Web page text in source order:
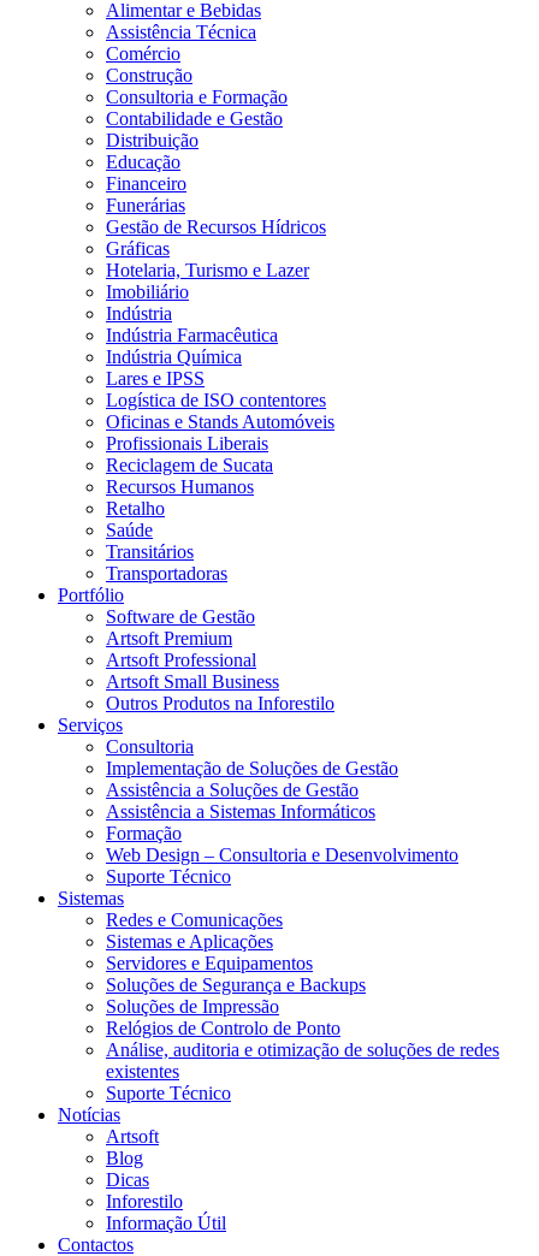
Alimentar e Bebidas
Assistência Técnica
Comércio
Construção
Consultoria e Formação
Contabilidade e Gestão
Distribuição
Educação
Financeiro
Funerárias
Gestão de Recursos Hídricos
Gráficas
Hotelaria, Turismo e Lazer
Imobiliário
Indústria
Indústria Farmacêutica
Indústria Química
Lares e IPSS
Logística de ISO contentores
Oficinas e Stands Automóveis
Profissionais Liberais
Reciclagem de Sucata
Recursos Humanos
Retalho
Saúde
Transitários
Transportadoras
Portfólio
Software de Gestão
Artsoft Premium
Artsoft Professional
Artsoft Small Business
Outros Produtos na Inforestilo
Serviços
Consultoria
Implementação de Soluções de Gestão
Assistência a Soluções de Gestão
Assistência a Sistemas Informáticos
Formação
Web Design – Consultoria e Desenvolvimento
Suporte Técnico
Sistemas
Redes e Comunicações
Sistemas e Aplicações
Servidores e Equipamentos
Soluções de Segurança e Backups
Soluções de Impressão
Relógios de Controlo de Ponto
Análise, auditoria e otimização de soluções de redes
existentes
Suporte Técnico
Notícias
Artsoft
Blog
Dicas
Inforestilo
Informação Útil
Contactos